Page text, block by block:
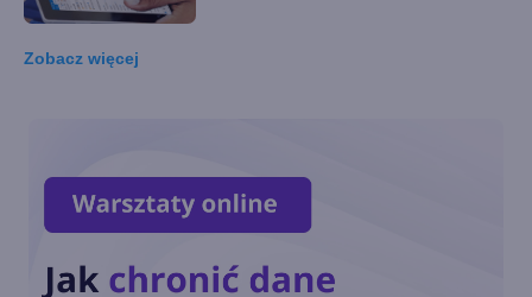
dawać reakcje na komentarze
Zobacz więcej